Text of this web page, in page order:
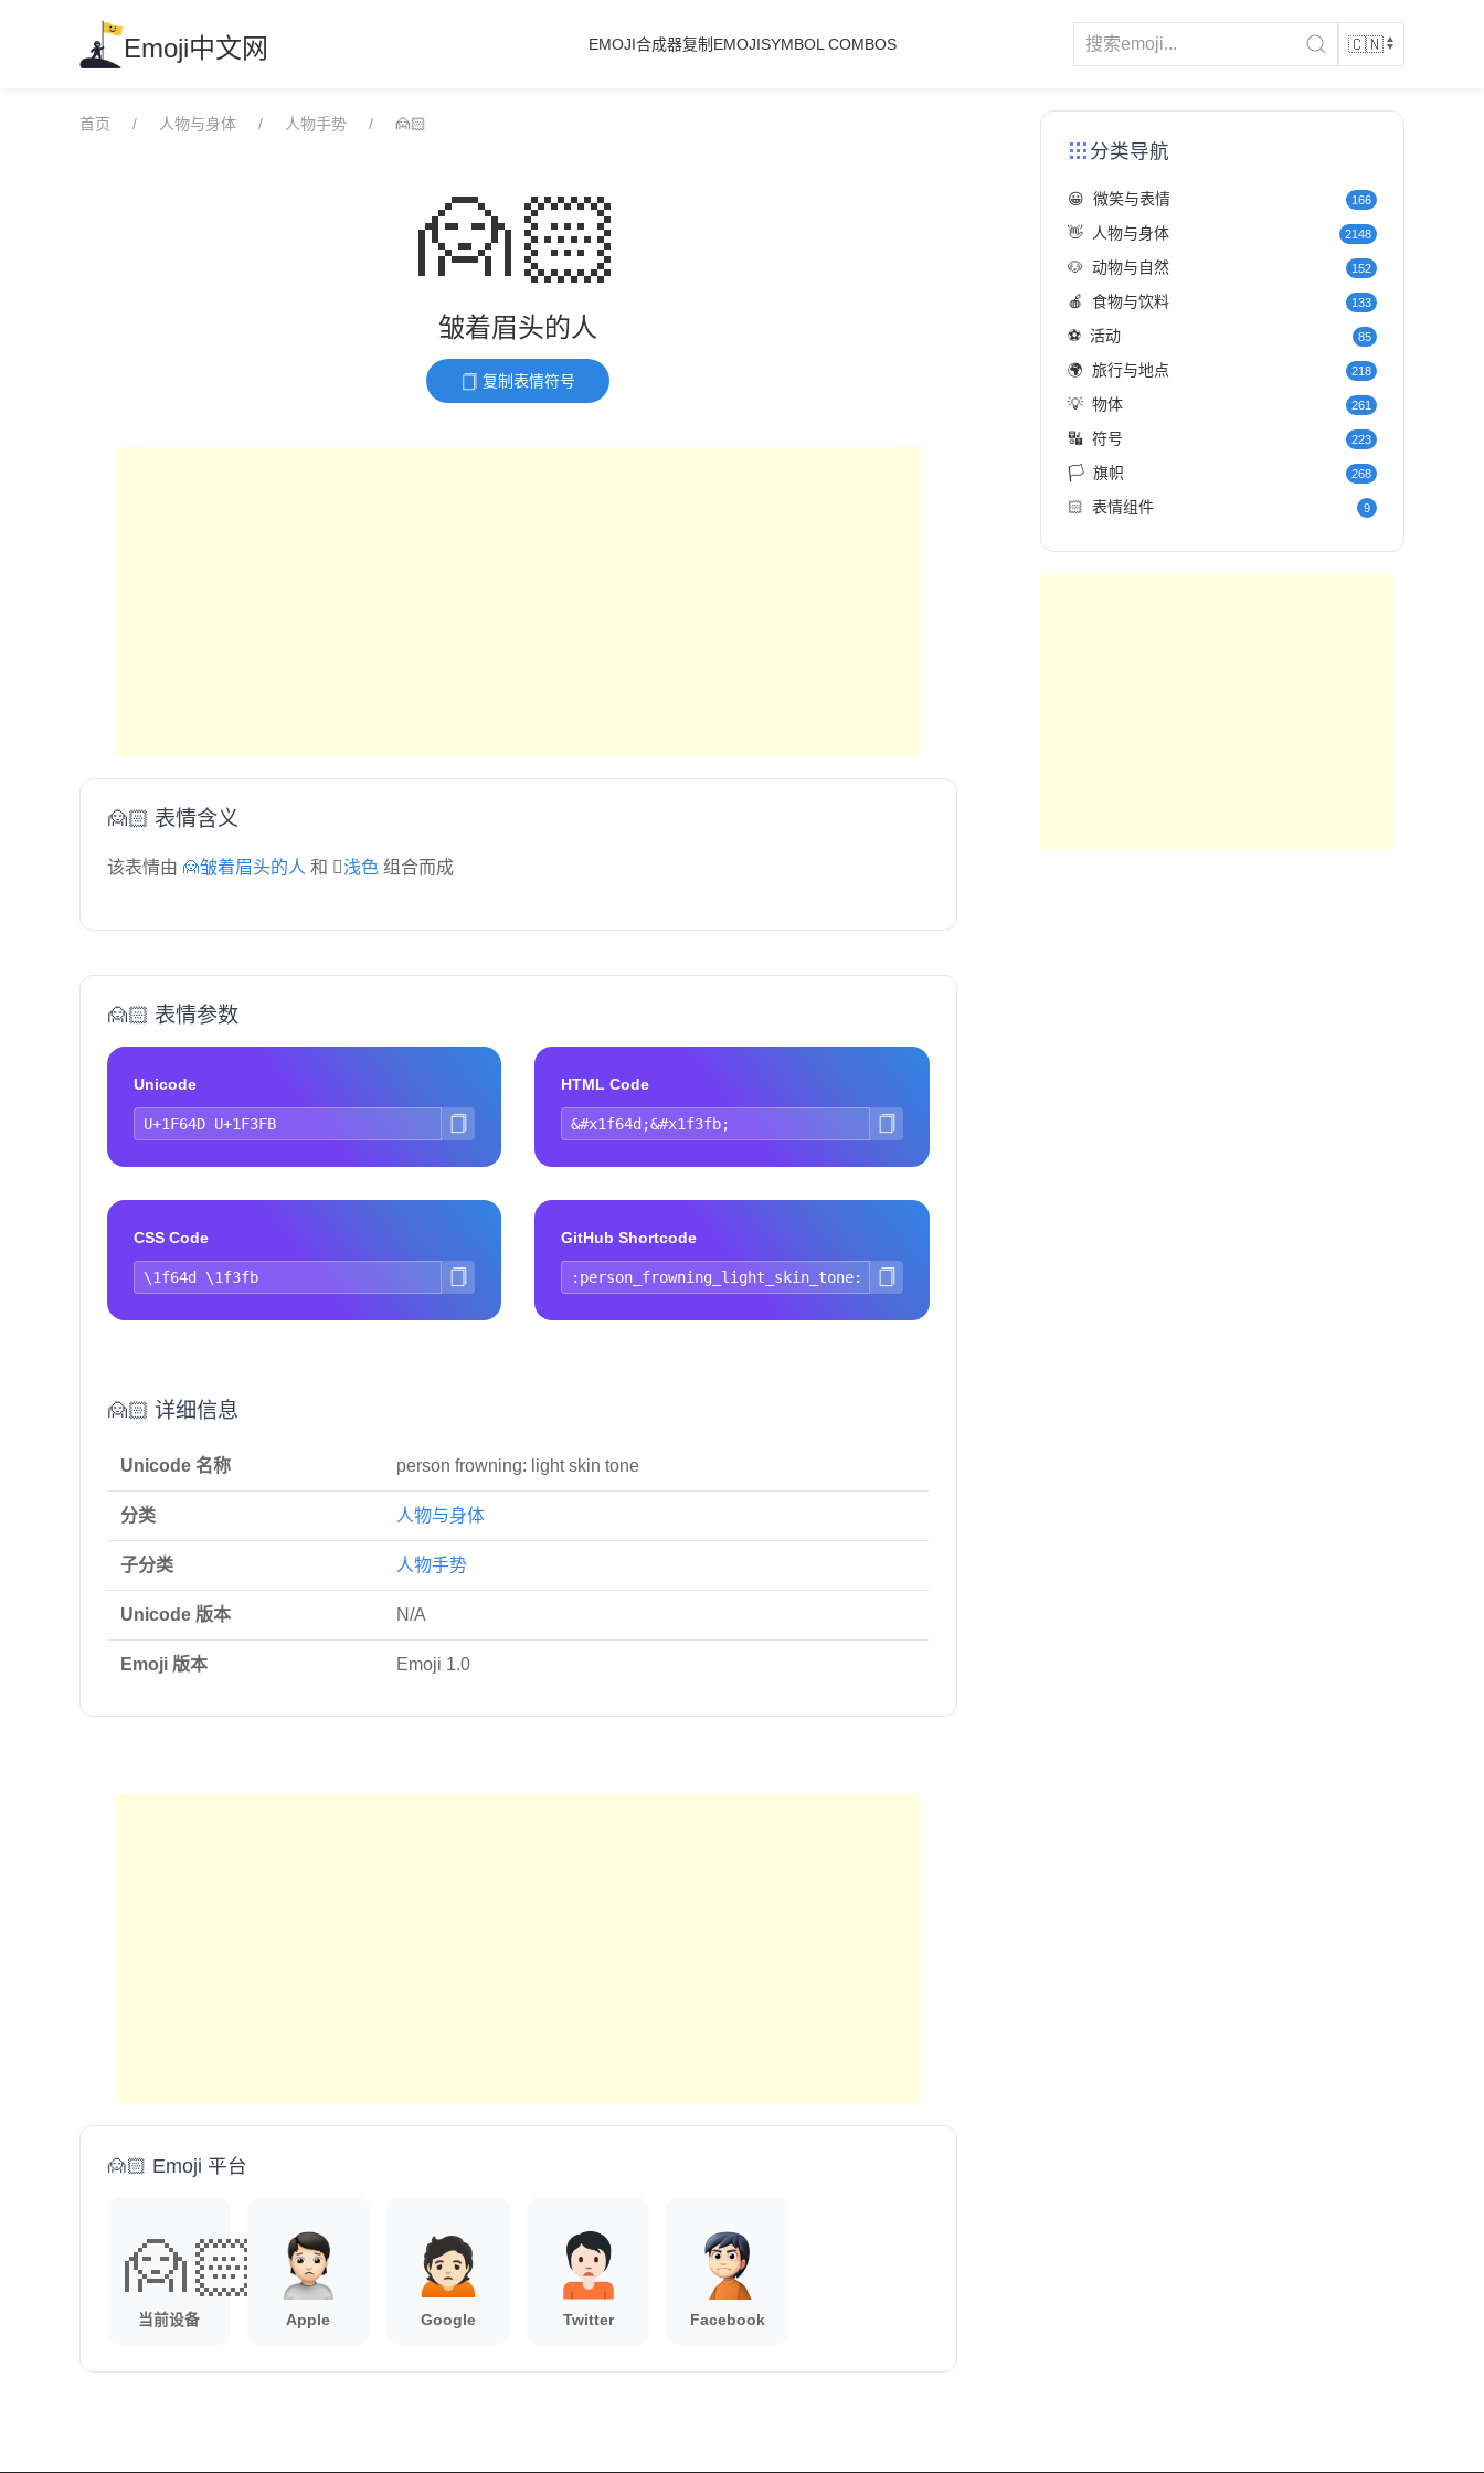
Emoji中文网 EMOJI合成器复制EMOJISYMBOL COMBOS
首页 人物与身体 人物手势 🙍🏻
🙍🏻
皱着眉头的人
复制表情符号
🙍🏻 表情含义
该表情由 🙍皱着眉头的人 和🏻浅色 组合而成
🙍🏻 表情参数
Unicode HTML Code
CSS Code GitHub Shortcode
🙍🏻 详细信息
Unicode 名称 person frowning: light skin tone
分类 人物与身体
子分类 人物手势
Unicode 版本 N/A
Emoji 版本 Emoji 1.0
🙍🏻 Emoji 平台
🙍🏻
当前设备 Apple Google Twitter Facebook
分类导航
😀 微笑与表情 166
👋 人物与身体 2148
🐶 动物与自然 152
🍎 食物与饮料 133
⚽ 活动 85
🌍 旅行与地点 218
💡 物体 261
🔣 符号 223
🏳️ 旗帜 268
🏻 表情组件 9